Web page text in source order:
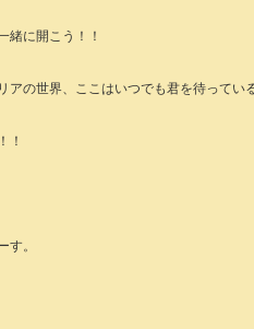
緒に開こう！！
アの世界、ここはいつでも君を待っている
！
す。